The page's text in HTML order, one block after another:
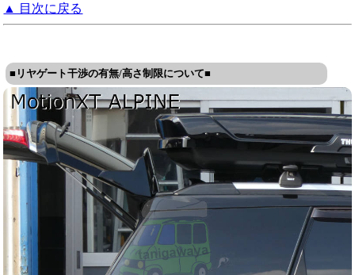
▲ 目次に戻る
■リヤゲート干渉の有無/高さ制限について■